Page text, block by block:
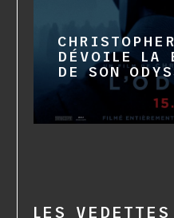
DÉVOILE LA
DE SON
LES VEDETTES